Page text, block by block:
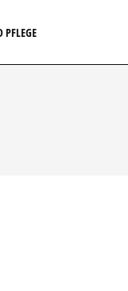
PFLEGE